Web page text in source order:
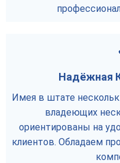
Надёжная
Имея в штате
владеющих
ориентированы на
клиентов. Обладаем